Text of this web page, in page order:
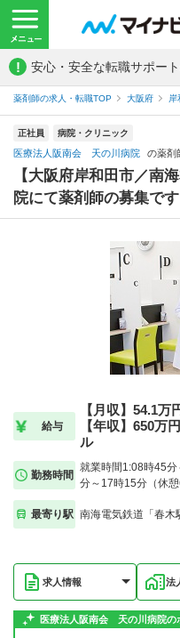
! 安心・安全な転職サポー
薬剤師の求人・転職TOP 大阪府 岸
正社員 病院・クリニック
医療法人阪南会 天の川病院 の薬剤
【大阪府岸和田市／南
院にて薬剤師の募集です
給与
【月収】54.1万
【年収】650万
ル
勤務時間
就業時間1:08時45
分～17時15分（休憩
最寄り駅 南海電気鉄道「春木
求人情報 法
医療法人阪南会 天の川病院の